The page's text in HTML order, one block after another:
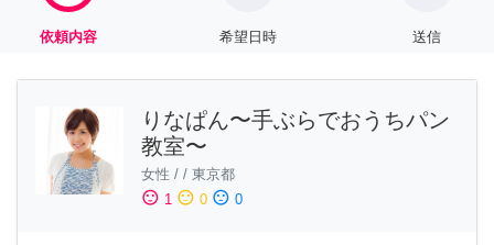
依頼内容 希望日時 送信
りなぱん〜手ぶらでおうちパン
教室〜
女性 / / 東京都
sentiment_satisfied 1 sentiment_neutral 0 sentiment_dissatisfied 0